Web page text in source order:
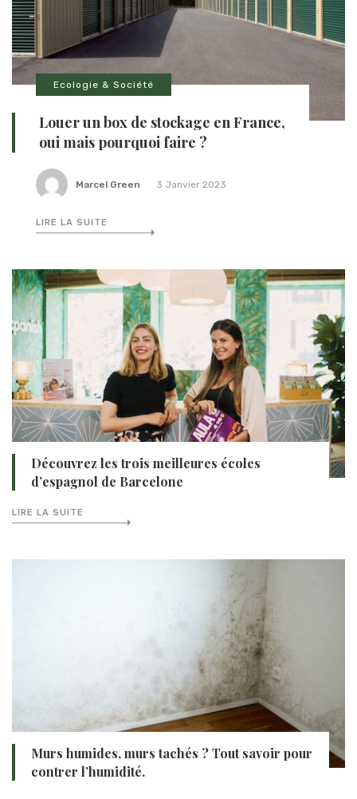
Ecologie & Société
Louer un box de stockage en France,
oui mais pourquoi faire ?
Marcel Green 3 Janvier 2023
LIRE LA SUITE
Découvrez les trois meilleures écoles
d’espagnol de Barcelone
LIRE LA SUITE
Murs humides, murs tachés ? Tout savoir pour
contrer l’humidité.